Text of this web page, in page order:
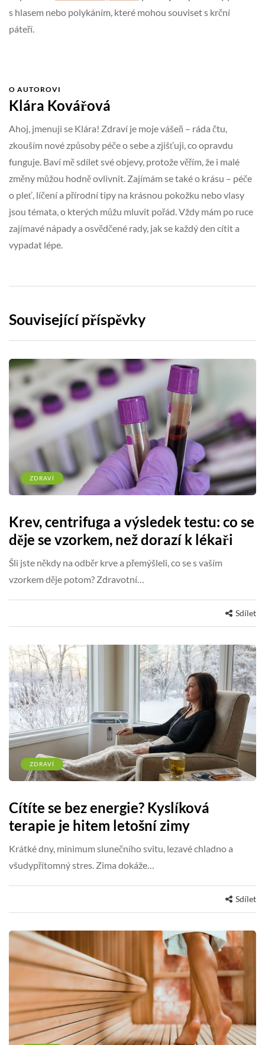
s hlasem nebo polykáním, které mohou souviset s krční
páteří.
O AUTOROVI
Klára Kovářová
Ahoj, jmenuji se Klára! Zdraví je moje vášeň – ráda čtu,
zkouším nové způsoby péče o sebe a zjišťuji, co opravdu
funguje. Baví mě sdílet své objevy, protože věřím, že i malé
změny můžou hodně ovlivnit. Zajímám se také o krásu – péče
o pleť, líčení a přírodní tipy na krásnou pokožku nebo vlasy
jsou témata, o kterých můžu mluvit pořád. Vždy mám po ruce
zajímavé nápady a osvědčené rady, jak se každý den cítit a
vypadat lépe.
Související příspěvky
ZDRAVÍ
Krev, centrifuga a výsledek testu: co se
děje se vzorkem, než dorazí k lékaři
Šli jste někdy na odběr krve a přemýšleli, co se s vaším
vzorkem děje potom? Zdravotní…
Sdílet
ZDRAVÍ
Cítíte se bez energie? Kyslíková
terapie je hitem letošní zimy
Krátké dny, minimum slunečního svitu, lezavé chladno a
všudypřítomný stres. Zima dokáže…
Sdílet